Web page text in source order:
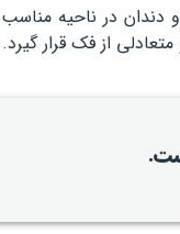
دندان در ناحیه
از فک قرار گیرد.